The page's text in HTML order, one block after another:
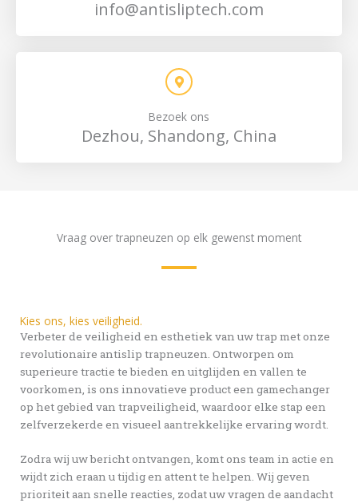
info@antisliptech.com
Bezoek ons
Dezhou, Shandong, China
Vraag over trapneuzen op elk gewenst moment
Kies ons, kies veiligheid.
Verbeter de veiligheid en esthetiek van uw trap met onze
revolutionaire antislip trapneuzen. Ontworpen om
superieure tractie te bieden en uitglijden en vallen te
voorkomen, is ons innovatieve product een gamechanger
op het gebied van trapveiligheid, waardoor elke stap een
zelfverzekerde en visueel aantrekkelijke ervaring wordt.
Zodra wij uw bericht ontvangen, komt ons team in actie en
wijdt zich eraan u tijdig en attent te helpen. Wij geven
prioriteit aan snelle reacties, zodat uw vragen de aandacht